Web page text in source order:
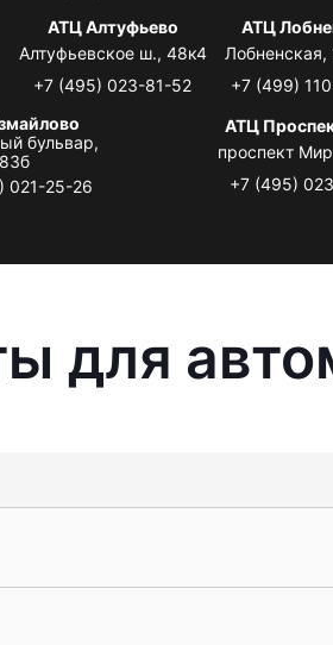
АТЦ Алтуфьево
Алтуфьевское ш., 48к4
+7 (495) 023-81-52
АТЦ
Лобненская,
+7 (499)
бульвар,
83б
021-25-26
АТЦ
проспект
+7 (495)
для